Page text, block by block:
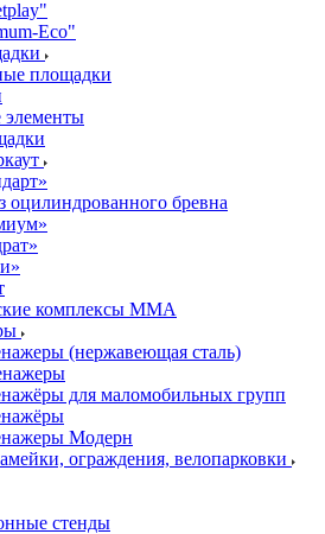
Еco"
площадки
оцилиндрованного бревна
комплексы ММА
(нержавеющая сталь)
для маломобильных групп
Модерн
ограждения, велопарковки
стенды